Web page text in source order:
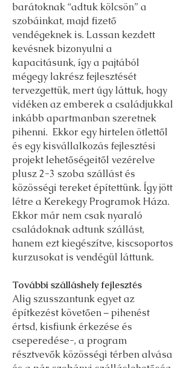
barátoknak “adtuk kölcsön” a
szobáinkat, majd fizető
vendégeknek is. Lassan kezdett
kevésnek bizonyulni a
kapacitásunk, így a pajtából
mégegy lakrész fejlesztését
tervezgettük, mert úgy láttuk, hogy
vidéken az emberek a családjukkal
inkább apartmanban szeretnek
pihenni. Ekkor egy hirtelen ötlettől
és egy kisvállalkozás fejlesztési
projekt lehetőségeitől vezérelve
plusz 2-3 szoba szállást és
közösségi tereket építettünk. Így jött
létre a Kerekegy Programok Háza.
Ekkor már nem csak nyaraló
családoknak adtunk szállást,
hanem ezt kiegészítve, kiscsoportos
kurzusokat is vendégül láttunk.
További szálláshely fejlesztés
Alig szusszantunk egyet az
építkezést követően – pihenést
értsd, kisfiunk érkezése és
cseperedése-, a program
résztvevők közösségi térben alvása